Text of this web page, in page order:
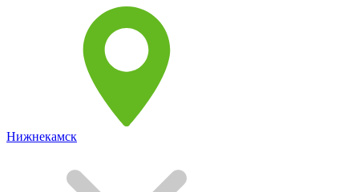
Нижнекамск